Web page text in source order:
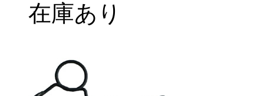
在庫あり